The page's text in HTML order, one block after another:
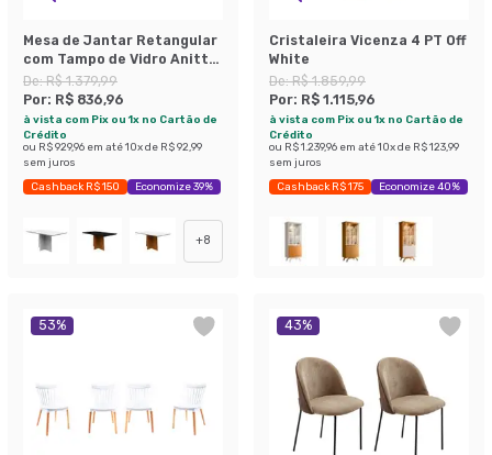
Mesa de Jantar Retangular
com Tampo de Vidro Anitta
Off White e Ype 120 cm
De:R$ 1.379,99
Por: R$ 836,96
à vista com Pix ou 1x no Cartão de
Crédito
ou R$ 929,96 em até10x de R$ 92,99
sem juros
Cashback R$ 150 Economize 39%
+8
Cristaleira Vicenza 4 PT Off
White
De:R$ 1.859,99
Por: R$ 1.115,96
à vista com Pix ou 1x no Cartão de
Crédito
ou R$ 1.239,96 em até10x de R$ 123,99
sem juros
Cashback R$ 175 Economize 40%
53% 43%